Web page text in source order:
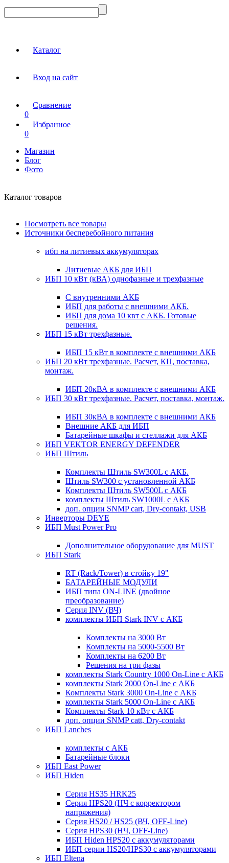
Каталог
Вход на сайт
Сравнение
0
Избранное
0
Магазин
Блог
Фото
Каталог товаров
Посмотреть все товары
Источники бесперебойного питания
ибп на литиевых аккумуляторах
Литиевые АКБ для ИБП
ИБП 10 кВт (кВА) однофазные и трехфазные
С внутренними АКБ
ИБП для работы с внешними АКБ.
ИБП для дома 10 квт с АКБ. Готовые
решения.
ИБП 15 кВт трехфазные.
ИБП 15 кВт в комплекте с внешними АКБ
ИБП 20 кВт трехфазные. Расчет, КП, поставка,
монтаж.
ИБП 20кВА в комплекте с внешними АКБ
ИБП 30 кВт трехфазные. Расчет, поставка, монтаж.
ИБП 30кВА в комплекте с внешними АКБ
Внешние АКБ для ИБП
Батарейные шкафы и стеллажи для АКБ
ИБП VEKTOR ENERGY DEFENDER
ИБП Штиль
Комплекты Штиль SW300L с АКБ.
Штиль SW300 с установленной АКБ
Комплекты Штиль SW500L с АКБ
комплекты Штиль SW1000L с АКБ
доп. опции SNMP cart, Dry-contakt, USB
Инверторы DEYE
ИБП Must Power Pro
Дополнительное оборудование для MUST
ИБП Stark
RT (Rack/Tower) в стойку 19"
БАТАРЕЙНЫЕ МОДУЛИ
ИБП типа ON-LINE (двойное
преобразование)
Серия INV (ВЧ)
комплекты ИБП Stark INV с АКБ
Комплекты на 3000 Вт
Комплекты на 5000-5500 Вт
Комплекты на 6200 Вт
Решения на три фазы
комплекты Stark Country 1000 On-Line с АКБ
комплекты Stark 2000 On-Line с АКБ
Комплекты Stark 3000 On-Line с АКБ
комплекты Stark 5000 On-Line с АКБ
Комплекты Stark 10 кВт с АКБ
доп. опции SNMP catt, Dry-contakt
ИБП Lanches
комплекты с АКБ
Батарейные блоки
ИБП East Power
ИБП Hiden
Серия HS35 HRK25
Серия HPS20 (НЧ с корректором
напряжения)
Серия HS20 / HS25 (ВЧ, OFF-Line)
Серия HPS30 (НЧ, OFF-Line)
ИБП Hiden HPS20 с аккумуляторами
ИБП серии HS20/HPS30 с аккумуляторами
ИБП Eltena